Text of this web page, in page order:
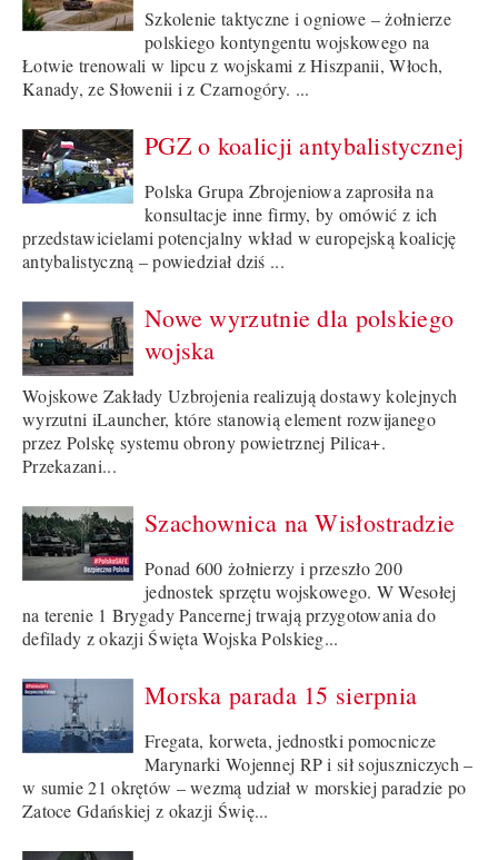
Szkolenie taktyczne i ogniowe – żołnierze
polskiego kontyngentu wojskowego na
Łotwie trenowali w lipcu z wojskami z Hiszpanii, Włoch,
Kanady, ze Słowenii i z Czarnogóry. ...
PGZ o koalicji antybalistycznej
Polska Grupa Zbrojeniowa zaprosiła na
konsultacje inne firmy, by omówić z ich
przedstawicielami potencjalny wkład w europejską koalicję
antybalistyczną – powiedział dziś ...
Nowe wyrzutnie dla polskiego
wojska
Wojskowe Zakłady Uzbrojenia realizują dostawy kolejnych
wyrzutni iLauncher, które stanowią element rozwijanego
przez Polskę systemu obrony powietrznej Pilica+.
Przekazani...
Szachownica na Wisłostradzie
Ponad 600 żołnierzy i przeszło 200
jednostek sprzętu wojskowego. W Wesołej
na terenie 1 Brygady Pancernej trwają przygotowania do
defilady z okazji Święta Wojska Polskieg...
Morska parada 15 sierpnia
Fregata, korweta, jednostki pomocnicze
Marynarki Wojennej RP i sił sojuszniczych –
w sumie 21 okrętów – wezmą udział w morskiej paradzie po
Zatoce Gdańskiej z okazji Świę...